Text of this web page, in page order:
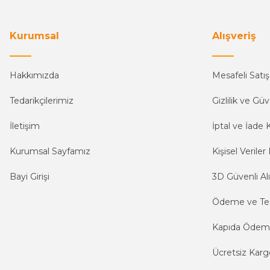
Kurumsal
Hakkımızda
Tedarikçilerimiz
İletişim
Kurumsal Sayfamız
Bayi Girişi
Alışveriş
Mesafeli
Gizlilik ve
İptal ve İade
Kişisel Veriler
3D Güvenli
Ödeme ve
Kapıda
Ücretsiz